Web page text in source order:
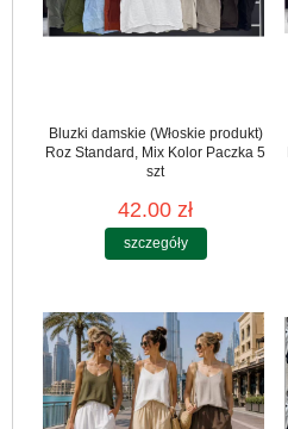
Bluzki damskie (Włoskie produkt)
Roz Standard, Mix Kolor Paczka 5
szt
42.00 zł
szczegóły